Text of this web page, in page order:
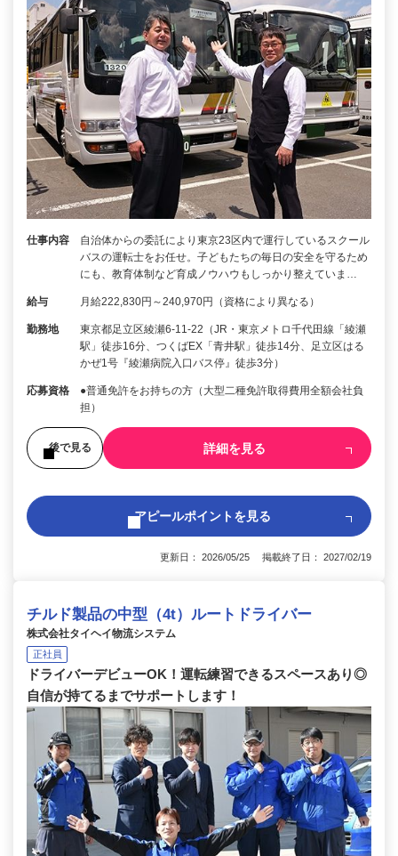
仕事内容
自治体からの委託により東京23区内で運行しているスクール
バスの運転士をお任せ。子どもたちの毎日の安全を守るため
にも、教育体制など育成ノウハウもしっかり整えていま…
給与 月給222,830円～240,970円（資格により異なる）
勤務地
東京都足立区綾瀬6-11-22（JR・東京メトロ千代田線「綾瀬
駅」徒歩16分、つくばEX「青井駅」徒歩14分、足立区はる
かぜ1号『綾瀬病院入口バス停』徒歩3分）
応募資格
●普通免許をお持ちの方（大型二種免許取得費用全額会社負
担）
後で見る 詳細を見る
アピールポイントを見る
更新日： 2026/05/25 掲載終了日： 2027/02/19
チルド製品の中型（4t）ルートドライバー
株式会社タイヘイ物流システム
正社員
ドライバーデビューOK！運転練習できるスペースあり◎
自信が持てるまでサポートします！